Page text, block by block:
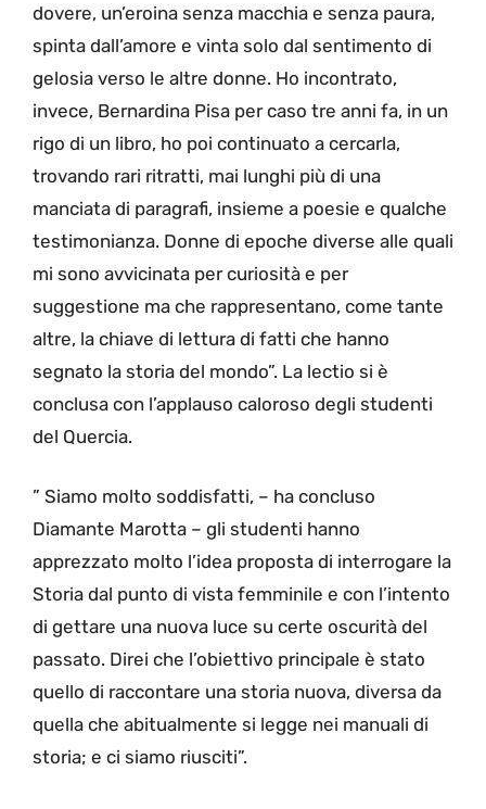
dovere, un’eroina senza macchia e senza paura,
spinta dall’amore e vinta solo dal sentimento di
gelosia verso le altre donne. Ho incontrato,
invece, Bernardina Pisa per caso tre anni fa, in un
rigo di un libro, ho poi continuato a cercarla,
trovando rari ritratti, mai lunghi più di una
manciata di paragrafi, insieme a poesie e qualche
testimonianza. Donne di epoche diverse alle quali
mi sono avvicinata per curiosità e per
suggestione ma che rappresentano, come tante
altre, la chiave di lettura di fatti che hanno
segnato la storia del mondo”. La lectio si è
conclusa con l’applauso caloroso degli studenti
del Quercia.
” Siamo molto soddisfatti, – ha concluso
Diamante Marotta – gli studenti hanno
apprezzato molto l’idea proposta di interrogare la
Storia dal punto di vista femminile e con l’intento
di gettare una nuova luce su certe oscurità del
passato. Direi che l’obiettivo principale è stato
quello di raccontare una storia nuova, diversa da
quella che abitualmente si legge nei manuali di
storia; e ci siamo riusciti”.